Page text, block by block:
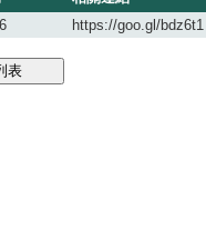
https://goo.gl/bdz6t1